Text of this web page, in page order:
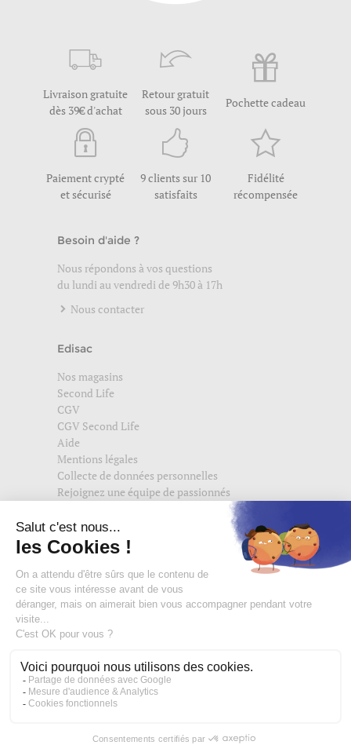
Livraison gratuite
dès 39€ d'achat
Retour gratuit
sous 30 jours
Pochette cadeau
Paiement crypté
et sécurisé
9 clients sur 10
satisfaits
Fidélité
récompensée
Besoin d'aide ?
Nous répondons à vos questions
du lundi au vendredi de 9h30 à 17h
Nous contacter
Edisac
Nos magasins
Second Life
CGV
CGV Second Life
Aide
Mentions légales
Collecte de données personnelles
Rejoignez une équipe de passionnés
edisac.com
edisac.nl.
Rejoignez la communauté edisac :
Des modeuses comblées